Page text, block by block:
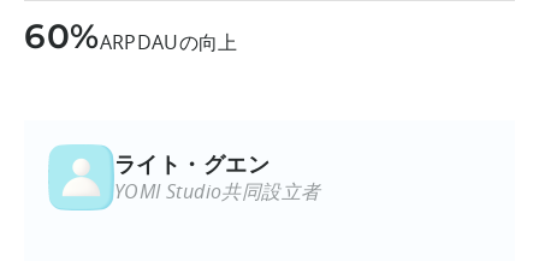
60%ARPDAUの向上
ライト・グエン
YOMI Studio共同設立者